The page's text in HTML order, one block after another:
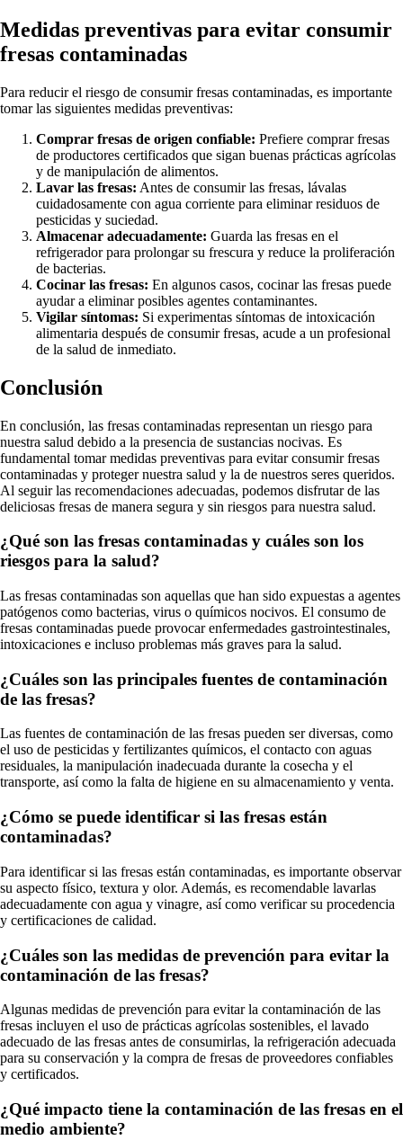
Medidas preventivas para evitar consumir
fresas contaminadas
Para reducir el riesgo de consumir fresas contaminadas, es importante
tomar las siguientes medidas preventivas:
Comprar fresas de origen confiable: Prefiere comprar fresas
de productores certificados que sigan buenas prácticas agrícolas
y de manipulación de alimentos.
Lavar las fresas: Antes de consumir las fresas, lávalas
cuidadosamente con agua corriente para eliminar residuos de
pesticidas y suciedad.
Almacenar adecuadamente: Guarda las fresas en el
refrigerador para prolongar su frescura y reduce la proliferación
de bacterias.
Cocinar las fresas: En algunos casos, cocinar las fresas puede
ayudar a eliminar posibles agentes contaminantes.
Vigilar síntomas: Si experimentas síntomas de intoxicación
alimentaria después de consumir fresas, acude a un profesional
de la salud de inmediato.
Conclusión
En conclusión, las fresas contaminadas representan un riesgo para
nuestra salud debido a la presencia de sustancias nocivas. Es
fundamental tomar medidas preventivas para evitar consumir fresas
contaminadas y proteger nuestra salud y la de nuestros seres queridos.
Al seguir las recomendaciones adecuadas, podemos disfrutar de las
deliciosas fresas de manera segura y sin riesgos para nuestra salud.
¿Qué son las fresas contaminadas y cuáles son los
riesgos para la salud?
Las fresas contaminadas son aquellas que han sido expuestas a agentes
patógenos como bacterias, virus o químicos nocivos. El consumo de
fresas contaminadas puede provocar enfermedades gastrointestinales,
intoxicaciones e incluso problemas más graves para la salud.
¿Cuáles son las principales fuentes de contaminación
de las fresas?
Las fuentes de contaminación de las fresas pueden ser diversas, como
el uso de pesticidas y fertilizantes químicos, el contacto con aguas
residuales, la manipulación inadecuada durante la cosecha y el
transporte, así como la falta de higiene en su almacenamiento y venta.
¿Cómo se puede identificar si las fresas están
contaminadas?
Para identificar si las fresas están contaminadas, es importante observar
su aspecto físico, textura y olor. Además, es recomendable lavarlas
adecuadamente con agua y vinagre, así como verificar su procedencia
y certificaciones de calidad.
¿Cuáles son las medidas de prevención para evitar la
contaminación de las fresas?
Algunas medidas de prevención para evitar la contaminación de las
fresas incluyen el uso de prácticas agrícolas sostenibles, el lavado
adecuado de las fresas antes de consumirlas, la refrigeración adecuada
para su conservación y la compra de fresas de proveedores confiables
y certificados.
¿Qué impacto tiene la contaminación de las fresas en el
medio ambiente?